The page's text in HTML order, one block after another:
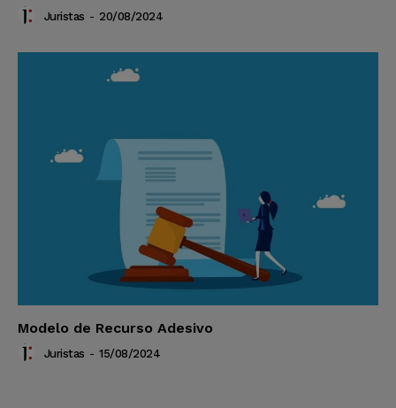
Juristas - 20/08/2024
Modelo de Recurso Adesivo
Juristas - 15/08/2024